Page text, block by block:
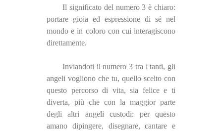
Il significato del numero 3 è chiaro:
portare gioia ed espressione di sé nel
mondo e in coloro con cui interagiscono
direttamente.
Inviandoti il ​​numero 3 tra i tanti, gli
angeli vogliono che tu, quello scelto con
questo percorso di vita, sia felice e ti
diverta, più che con la maggior parte
degli altri angeli custodi: per questo
amano dipingere, disegnare, cantare e